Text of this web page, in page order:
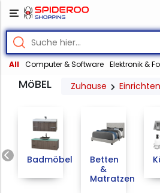
All Computer & Software Elektronik &
MöBEL Zuhause
Previous
Badmöbel
Betten
&
Matratzen